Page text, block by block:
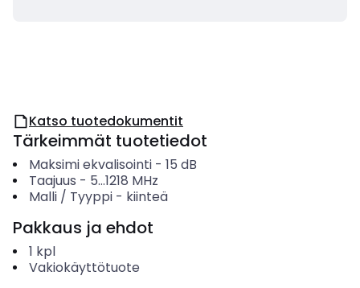
Katso tuotedokumentit
Tärkeimmät tuotetiedot
Maksimi ekvalisointi- 15 dB
Taajuus - 5...1218 MHz
Malli / Tyyppi- kiinteä
Pakkaus ja ehdot
1 kpl
Vakiokäyttötuote